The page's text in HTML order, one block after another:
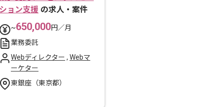
ョン支援 の求人・案件
~650,000円／月
業務委託
Webディレクター , Webマ
ーケター
東銀座（東京都）